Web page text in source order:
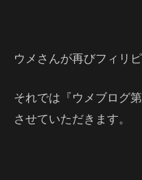
ウメさんが再びフィリ
それでは『ウメブログ
させていただきます。